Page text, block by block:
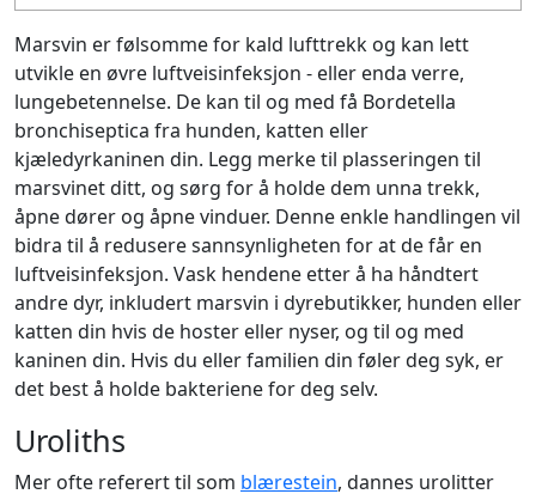
Marsvin er følsomme for kald lufttrekk og kan lett
utvikle en øvre luftveisinfeksjon - eller enda verre,
lungebetennelse. De kan til og med få Bordetella
bronchiseptica fra hunden, katten eller
kjæledyrkaninen din. Legg merke til plasseringen til
marsvinet ditt, og sørg for å holde dem unna trekk,
åpne dører og åpne vinduer. Denne enkle handlingen vil
bidra til å redusere sannsynligheten for at de får en
luftveisinfeksjon. Vask hendene etter å ha håndtert
andre dyr, inkludert marsvin i dyrebutikker, hunden eller
katten din hvis de hoster eller nyser, og til og med
kaninen din. Hvis du eller familien din føler deg syk, er
det best å holde bakteriene for deg selv.
Uroliths
Mer ofte referert til som blærestein, dannes urolitter